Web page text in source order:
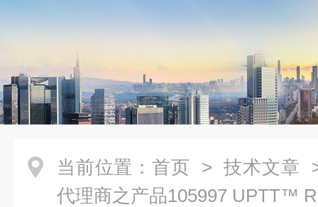
当前位置： 首页 > 技术文章
代理商之产品105997 UPTT™